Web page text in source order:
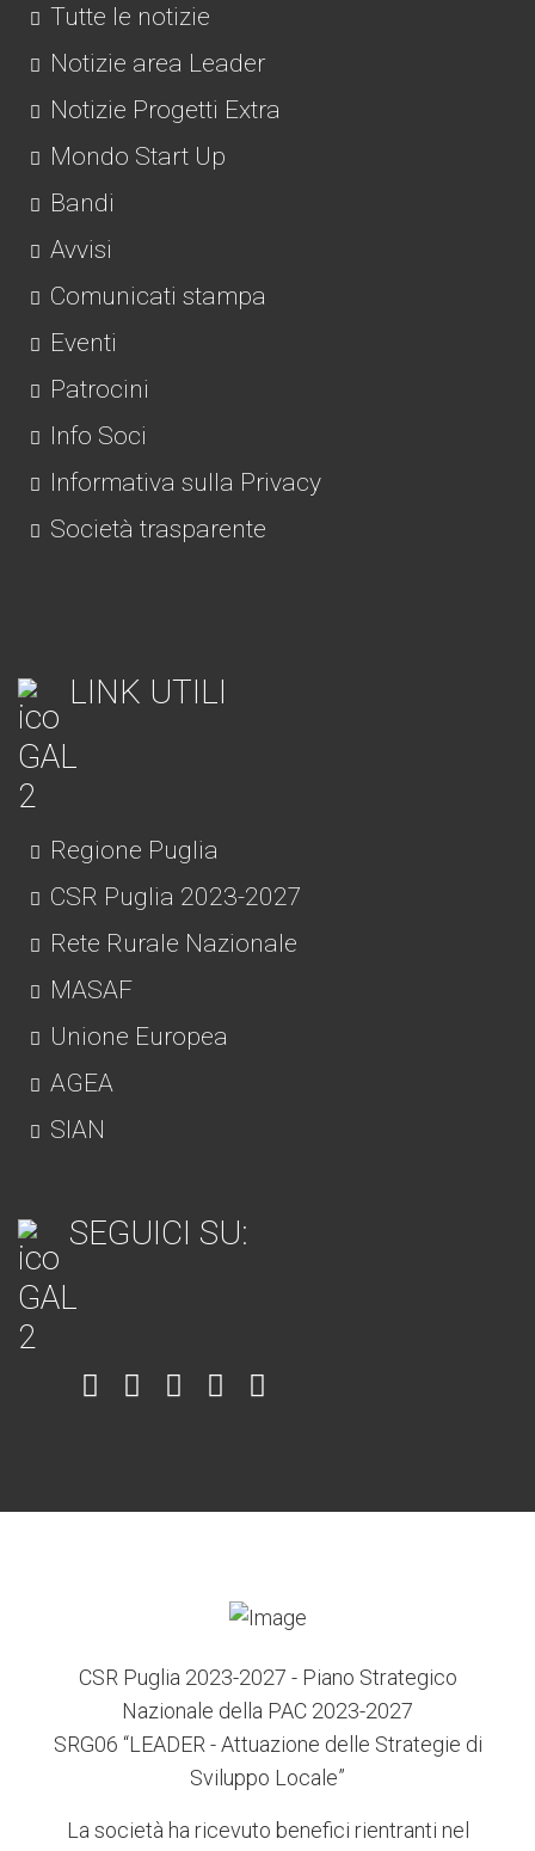
Tutte le notizie
Notizie area Leader
Notizie Progetti Extra
Mondo Start Up
Bandi
Avvisi
Comunicati stampa
Eventi
Patrocini
Info Soci
Informativa sulla Privacy
Società trasparente
LINK UTILI
Regione Puglia
CSR Puglia 2023-2027
Rete Rurale Nazionale
MASAF
Unione Europea
AGEA
SIAN
SEGUICI SU:
Item Item Item Item
CSR Puglia 2023-2027 - Piano Strategico
Nazionale della PAC 2023-2027
SRG06 “LEADER - Attuazione delle Strategie di
Sviluppo Locale”
La società ha ricevuto benefici rientranti nel